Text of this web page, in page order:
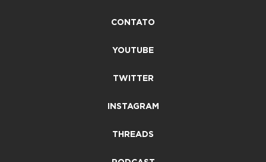
CONTATO
YOUTUBE
TWITTER
INSTAGRAM
THREADS